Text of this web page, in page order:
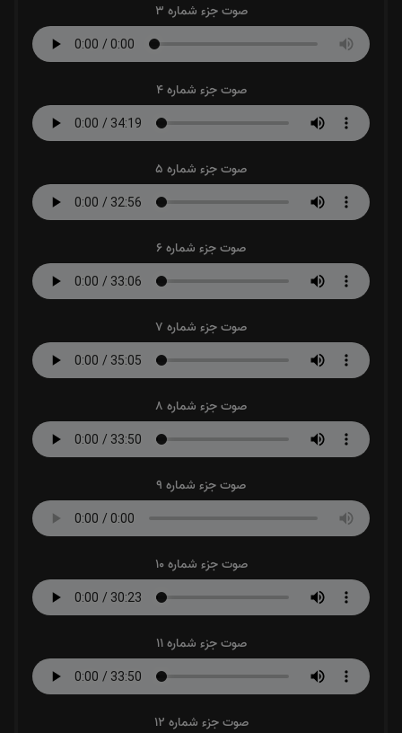
صوت جزء شماره 3
صوت جزء شماره 4
صوت جزء شماره 5
صوت جزء شماره 6
صوت جزء شماره 7
صوت جزء شماره 8
صوت جزء شماره 9
صوت جزء شماره 10
صوت جزء شماره 11
صوت جزء شماره 12